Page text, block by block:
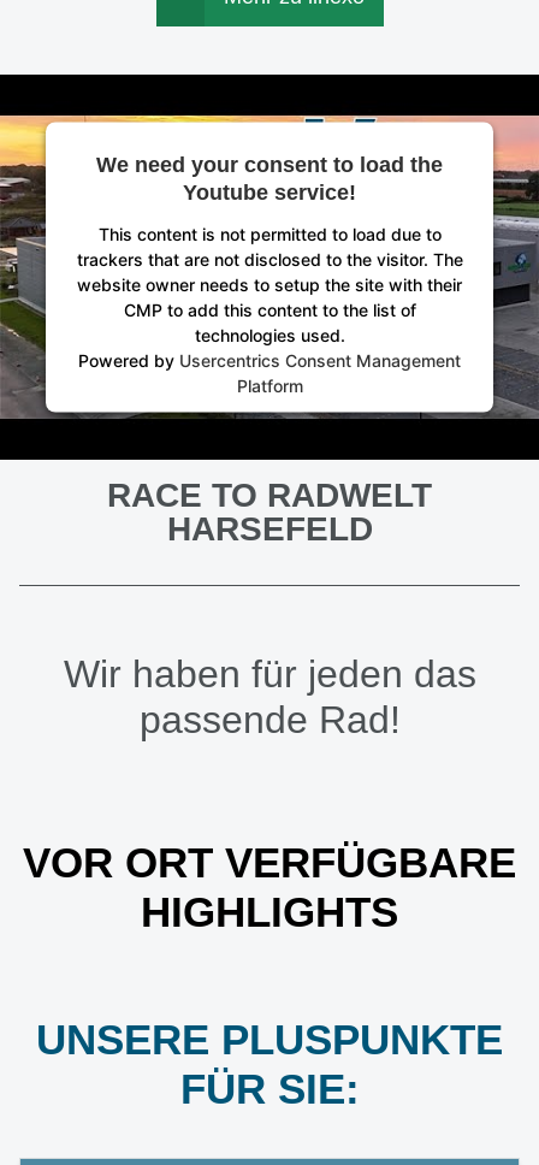
We need your consent to load the
Youtube service!
This content is not permitted to load due to
trackers that are not disclosed to the visitor. The
website owner needs to setup the site with their
CMP to add this content to the list of
technologies used.
Powered by Usercentrics Consent Management
Platform
RACE TO RADWELT
HARSEFELD
Wir haben für jeden das
passende Rad!
VOR ORT VERFÜGBARE
HIGHLIGHTS
UNSERE PLUSPUNKTE
FÜR SIE: